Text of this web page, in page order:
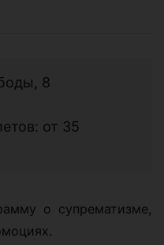
8
от 35
о супрематизме,